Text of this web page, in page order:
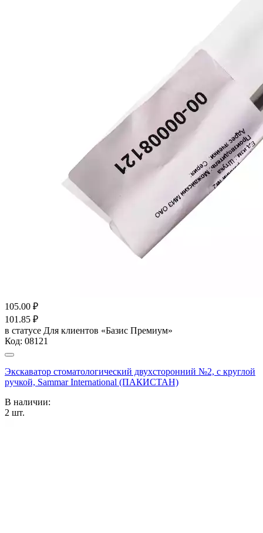
105.00 ₽
101.85 ₽
в статусе Для клиентов «Базис Премиум»
Код: 08121
Экскаватор стоматологический двухсторонний №2, с круглой
ручкой, Sammar International (ПАКИСТАН)
В наличии:
2 шт.